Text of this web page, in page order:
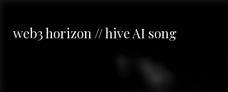
web3 horizon // hive AI song